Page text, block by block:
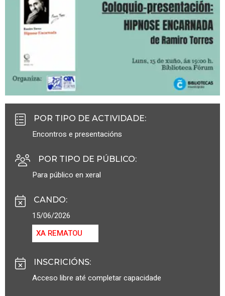
POR TIPO DE ACTIVIDADE:
Encontros e presentacións
POR TIPO DE PÚBLICO:
Para público en xeral
CANDO:
15/06/2026
XA REMATOU
INSCRICIÓNS:
Acceso libre até completar capacidade